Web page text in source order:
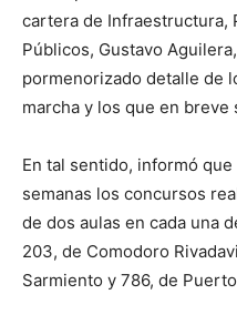
cartera de Infraestructura,
Públicos, Gustavo
pormenorizado detalle de
marcha y los que en
En tal sentido, informó
semanas los concursos
de dos aulas en cada una
203, de Comodoro
Sarmiento y 786, de